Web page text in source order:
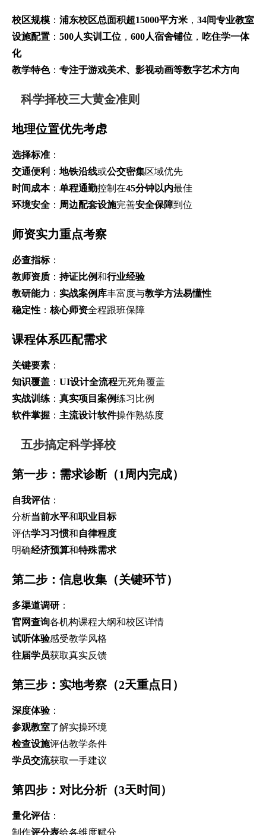
校区规模 ： 浦东校区总面积超15000平方米 ， 34间专业教室
设施配置 ： 500人实训工位 ， 600人宿舍铺位 ， 吃住学一体
化
教学特色： 专注于游戏美术、影视动画等数字艺术方向
科学择校三大黄金准则
地理位置优先考虑
选择标准 ：
交通便利 ： 地铁沿线或公交密集区域优先
时间成本： 单程通勤控制在45分钟以内最佳
环境安全 ： 周边配套设施完善安全保障到位
师资实力重点考察
必查指标：
教师资质 ： 持证比例和行业经验
教研能力 ： 实战案例库丰富度与教学方法易懂性
稳定性 ： 核心师资全程跟班保障
课程体系匹配需求
关键要素 ：
知识覆盖 ： UI设计全流程无死角覆盖
实战训练 ： 真实项目案例练习比例
软件掌握 ： 主流设计软件操作熟练度
五步搞定科学择校
第一步：需求诊断（1周内完成）
自我评估：
分析当前水平和职业目标
评估学习习惯和自律程度
明确经济预算和特殊需求
第二步：信息收集（关键环节）
多渠道调研 ：
官网查询各机构课程大纲和校区详情
试听体验感受教学风格
往届学员获取真实反馈
第三步：实地考察（2天重点日）
深度体验：
参观教室了解实操环境
检查设施评估教学条件
学员交流获取一手建议
第四步：对比分析（3天时间）
量化评估：
制作评分表给各维度赋分